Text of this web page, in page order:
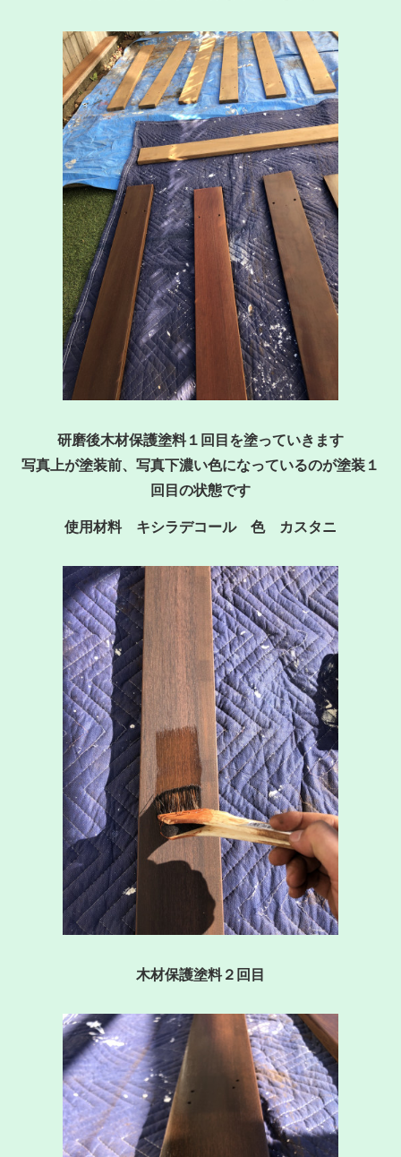
研磨後木材保護塗料１回目を塗っていきます
写真上が塗装前、写真下濃い色になっているのが塗装１
回目の状態です
使用材料 キシラデコール 色 カスタニ
木材保護塗料２回目